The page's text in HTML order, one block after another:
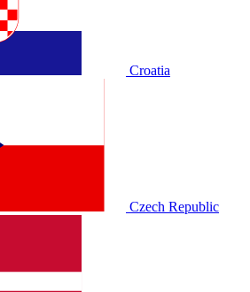
Croatia
Czech Republic